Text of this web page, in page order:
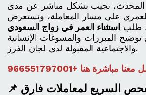
المحدث، نجيب بشكل مباشر عن مدى
العمري على مسار المعاملة، ونستعرض
طلب استثناء العمر في زواج السعودي
توضيح المبررات والمسوغات الإنسانية
والاجتماعية المقبولة لدى لجان الفرز.
مباشرة هنا +966551797001
📌 بطاقة الفحص السريع لمعاملات فارق